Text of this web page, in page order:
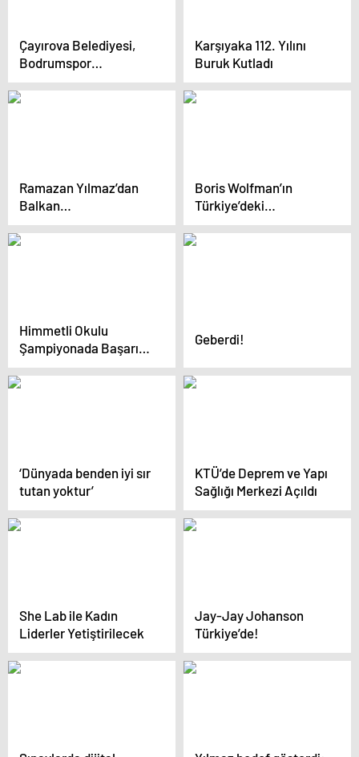
Çayırova Belediyesi,
Bodrumspor
Deplasmanında
Galibiyet Peşinde
Karşıyaka 112. Yılını
Buruk Kutladı
Ramazan Yılmaz’dan
Balkan
Şampiyonası’nda 3
Madalya
Boris Wolfman’ın
Türkiye’deki
Faaliyetleri
Sorgulanıyor
Himmetli Okulu
Şampiyonada Başarı
Elde Etti
Geberdi!
‘Dünyada benden iyi sır
tutan yoktur’
KTÜ’de Deprem ve Yapı
Sağlığı Merkezi Açıldı
She Lab ile Kadın
Liderler Yetiştirilecek
Jay-Jay Johanson
Türkiye’de!